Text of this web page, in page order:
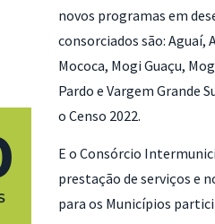
novos programas em
consorciados são: Aguaí,
Mococa, Mogi Guaçu,
Pardo e Vargem Grande
o Censo 2022.
E o Consórcio
prestação de serviços e
para os Municípios